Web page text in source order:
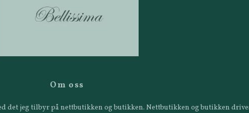
Om oss
det jeg tilbyr på nettbutikken og butikken. Nettbutikken og butikken